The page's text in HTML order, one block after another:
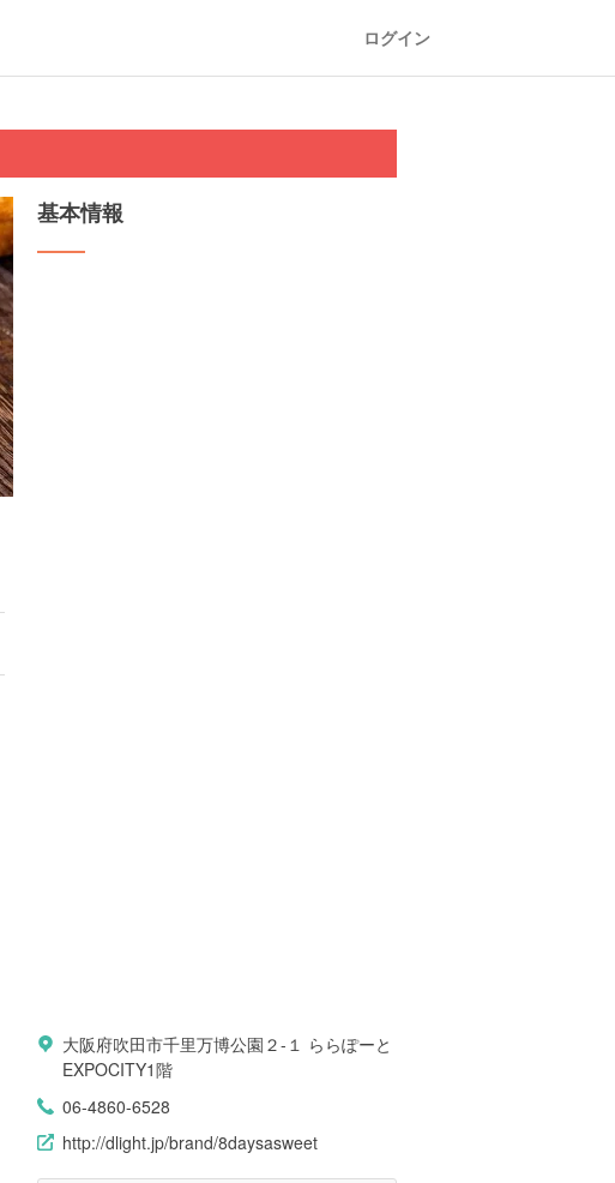
ログイン
基本情報
大阪府吹田市千里万博公園２-１ ららぽーと
EXPOCITY1階
06-4860-6528
http://dlight.jp/brand/8daysasweet